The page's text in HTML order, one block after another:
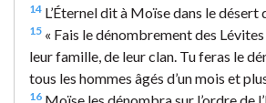
14 L’Éternel dit à Moïse dans le désert
15 « Fais le dénombrement des
leur famille, de leur clan. Tu feras le
tous les hommes âgés d’un mois et
16 Moïse les dénombra sur l’ordre de